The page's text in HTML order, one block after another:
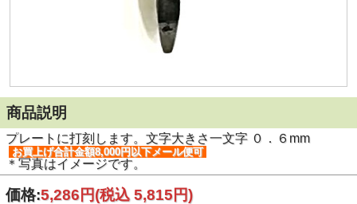
商品説明
プレートに打刻します。文字大きさ一文字 ０．６mm
お買上げ合計金額8,000円以下メール便可
＊写真はイメージです。
価格:5,286円(税込 5,815円)